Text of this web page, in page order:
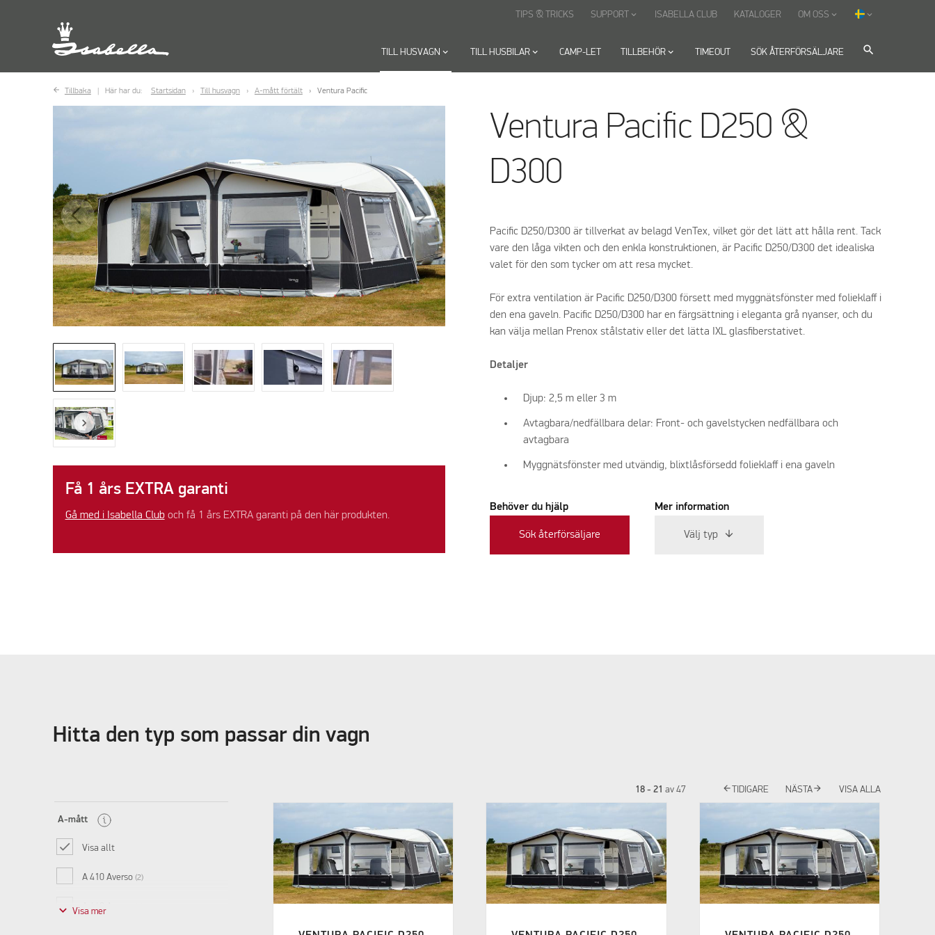
TILL HUSVAGN keyboard_arrow_down TILL HUSBILARkeyboard_arrow_down CAMP-LET TILLBEHÖR keyboard_arrow_down TIMEOUT SÖK ÅTERFÖRSÄLJARE search
TIPS & TRICKS SUPPORT keyboard_arrow_down ISABELLA CLUB KATALOGER OM OSS keyboard_arrow_down keyboard_arrow_down
Tillbaka Här har du: Startsidan Till husvagn A-mått förtält Ventura Pacific
Få 1 års EXTRA garanti
Gå med i Isabella Cluboch få 1 års EXTRA garanti på den här produkten.
Ventura Pacific D250 &
D300
Pacific D250/D300 är tillverkat av belagd VenTex, vilket gör det lätt att hålla rent. Tack
vare den låga vikten och den enkla konstruktionen, är Pacific D250/D300 det idealiska
valet för den som tycker om att resa mycket.
För extra ventilation är Pacific D250/D300 försett med myggnätsfönster med folieklaff i
den ena gaveln. Pacific D250/D300 har en färgsättning i eleganta grå nyanser, och du
kan välja mellan Prenox stålstativ eller det lätta IXL glasfiberstativet.
Detaljer
Djup: 2,5 m eller 3 m
Avtagbara/nedfällbara delar: Front- och gavelstycken nedfällbara och
avtagbara
Myggnätsfönster med utvändig, blixtlåsförsedd folieklaff i ena gaveln
Behöver du hjälp
Sök återförsäljare
Mer information
Välj typ
Hitta den typ som passar din vagn
18 - 21 av 47 arrow_backTIDIGARE NÄSTAarrow_forward VISA ALLA
A-mått
Visa allt
A 410 Averso(2)
keyboard_arrow_down